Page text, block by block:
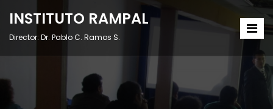
INSTITUTO RAMPAL
Director: Dr. Pablo C. Ramos S.